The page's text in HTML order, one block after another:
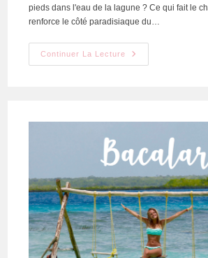
pieds dans l'eau de la lagune ? Ce qui fait le
renforce le côté paradisiaque du…
Continuer La Lecture